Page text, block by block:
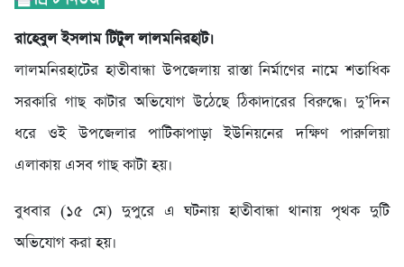
রাহেবুল ইসলাম টিটুল লালমনিরহাট।
লালমনিরহাটের হাতীবান্ধা উপ‌জেলায় রাস্তা নির্মাণের নামে শতাধিক
সরকারি গাছ কাটার অভিযোগ উঠেছে ঠিকাদারের বিরুদ্ধে। দু’দিন
ধরে ওই উপজেলার পাটিকাপাড়া ইউনিয়নের দক্ষিণ পারুলিয়া
এলাকায় এসব গাছ কাটা হয়।
বুধবার (১৫ মে) দুপুরে এ ঘটনায় হাতীবান্ধা থানায় পৃথক দুটি
অভিযোগ করা হয়।